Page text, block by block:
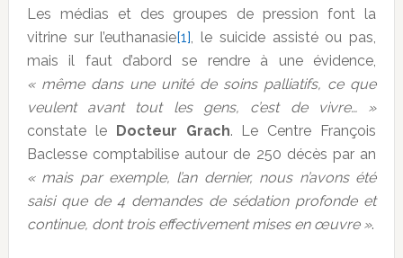
Les médias et des groupes de pression font la
vitrine sur l’euthanasie[1], le suicide assisté ou pas,
mais il faut d’abord se rendre à une évidence,
« même dans une unité de soins palliatifs, ce que
veulent avant tout les gens, c’est de vivre… »
constate le
Docteur Grach. Le Centre François
Baclesse comptabilise autour de 250 décès par an
« mais par exemple, l’an dernier, nous n’avons été
saisi que de 4 demandes de sédation profonde et
continue, dont trois effectivement mises en œuvre ».